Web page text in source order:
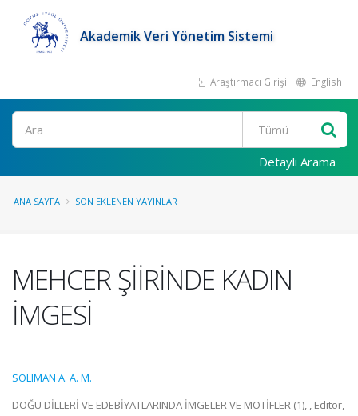
Akademik Veri Yönetim Sistemi
Araştırmacı Girişi English
Ara
Detaylı Arama
ANA SAYFA SON EKLENEN YAYINLAR
MEHCER ŞİİRİNDE KADIN
İMGESİ
SOLIMAN A. A. M.
DOĞU DİLLERİ VE EDEBİYATLARINDA İMGELER VE MOTİFLER (1), , Editör,